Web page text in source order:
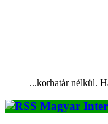
...korhatár nélkül.
Magyar